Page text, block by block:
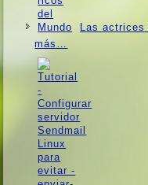
Las
más…